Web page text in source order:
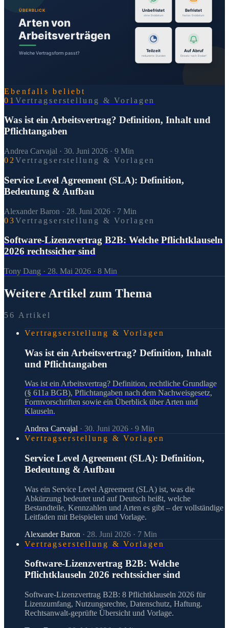
Ebenfalls beliebt
0 1 Vertragserstellung & Vorlagen
Was ist ein Arbeitsvertrag? Definition, Inhalt und
Pflichtangaben
Andrea Carvajal · 30. Juni 2026 · 9 Min
0 2 Vertragserstellung & Vorlagen
Service Level Agreement (SLA): Definition,
Bedeutung & Aufbau
Alexander Baron · 28. Juni 2026 · 7 Min
03Vertragserstellung & Vorlagen
Software-Lizenzvertrag B2B: Welche Pflichtklauseln
2026 rechtssicher sind
Tony Dang · 28. Mai 2026 · 8 Min
Weitere Artikel zum Thema
56 Artikel
Vertragserstellung & Vorlagen
Was ist ein Arbeitsvertrag? Definition, Inhalt
und Pflichtangaben
Was ist ein Arbeitsvertrag? Definition, rechtliche Grundlage
(§ 611a BGB), Pflichtangaben nach dem Nachweisgesetz,
Formvorschriften sowie ein Überblick über Arten und
Klauseln.
Andrea Carvajal · 30. Juni 2026 · 9 Min
Vertragserstellung & Vorlagen
Service Level Agreement (SLA): Definition,
Bedeutung & Aufbau
Was ein Service Level Agreement (SLA) ist, was die
Abkürzung bedeutet und auf Deutsch heißt, welche
Bestandteile, Kennzahlen und Arten es gibt – der vollständige
Leitfaden mit Beispielen und Vorlage.
Alexander Baron · 28. Juni 2026 · 7 Min
Vertragserstellung & Vorlagen
Software-Lizenzvertrag B2B: Welche
Pflichtklauseln 2026 rechtssicher sind
Software-Lizenzvertrag B2B: 8 Pflichtklauseln 2026 für
Lizenzumfang, Nutzungsrechte, Datenschutz, Haftung.
Rechtsanwalt-geprüfte Übersicht und Vorlage.